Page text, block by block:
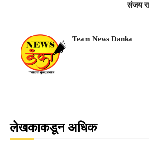
संजय
Team News Danka
लेखकाकडून अधिक